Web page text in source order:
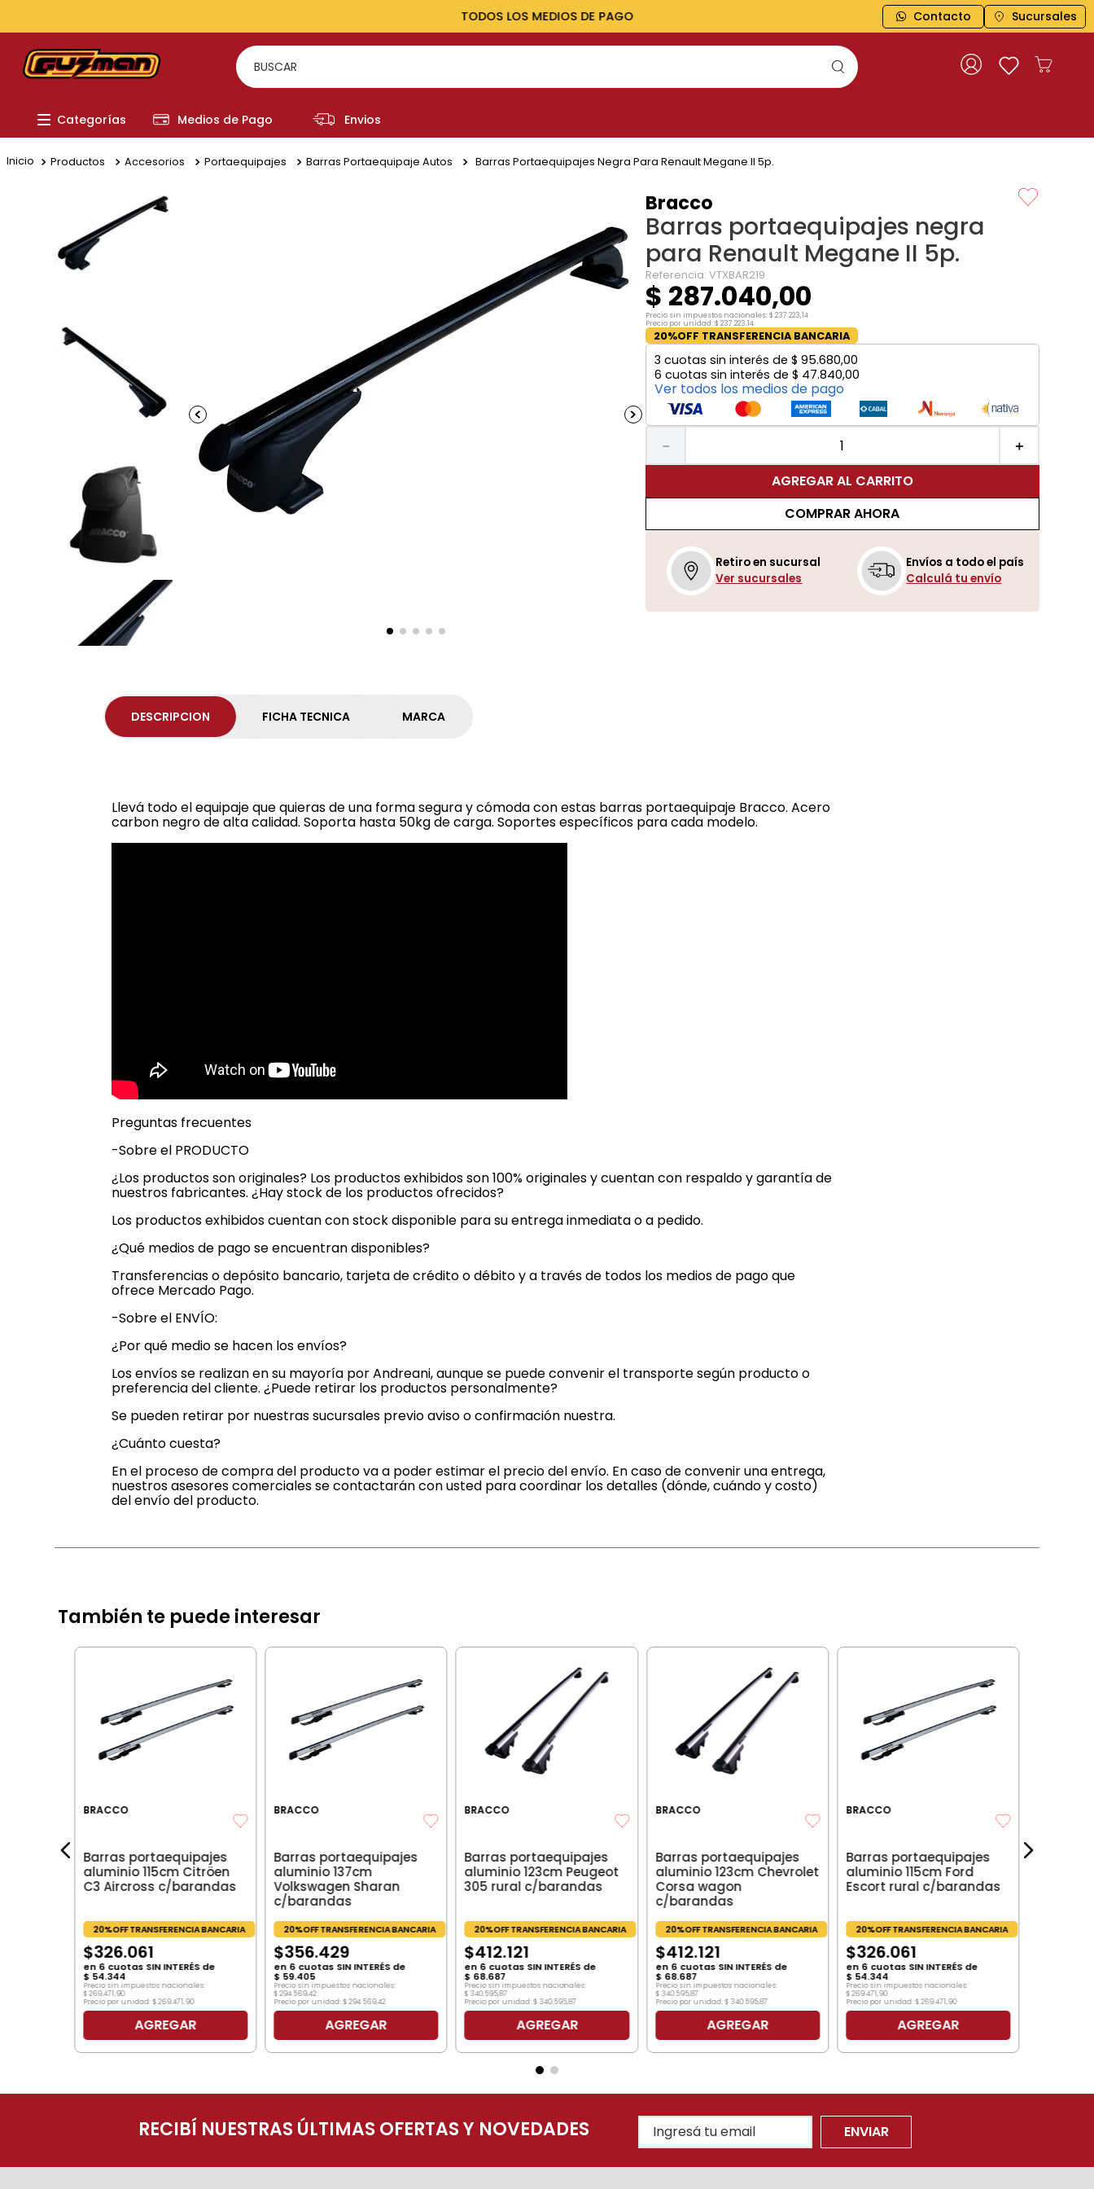
TODOS LOS MEDIOS DE PAGO ENVÍOS A TODO EL PAÍS
Contacto Sucursales
BUSCAR
Categorías Medios de Pago Envios
Productos Accesorios Portaequipajes Barras Portaequipaje Autos Barras Portaequipajes Negra Para Renault Megane II 5p.
Bracco
Barras portaequipajes negra
para Renault Megane II 5p.
Referencia: VTXBAR219
$ 287.040,00
Precio sin impuestos nacionales:$ 237.223,14
Precio por unidad:$ 237.223,14
20%OFF TRANSFERENCIA BANCARIA
3 cuotas sin interés de $ 95.680,00
6 cuotas sin interés de $ 47.840,00
Ver todos los medios de pago
＋
－
AGREGAR AL CARRITO
COMPRAR AHORA
Retiro en sucursal
Ver sucursales
Envíos a todo el país
Calculá tu envío
DESCRIPCION FICHA TECNICA MARCA
Llevá todo el equipaje que quieras de una forma segura y cómoda con estas barras portaequipaje Bracco. Acero
carbon negro de alta calidad. Soporta hasta 50kg de carga. Soportes específicos para cada modelo.
Preguntas frecuentes
-Sobre el PRODUCTO
¿Los productos son originales? Los productos exhibidos son 100% originales y cuentan con respaldo y garantía de
nuestros fabricantes. ¿Hay stock de los productos ofrecidos?
Los productos exhibidos cuentan con stock disponible para su entrega inmediata o a pedido.
¿Qué medios de pago se encuentran disponibles?
Transferencias o depósito bancario, tarjeta de crédito o débito y a través de todos los medios de pago que
ofrece Mercado Pago.
-Sobre el ENVÍO:
¿Por qué medio se hacen los envíos?
Los envíos se realizan en su mayoría por Andreani, aunque se puede convenir el transporte según producto o
preferencia del cliente. ¿Puede retirar los productos personalmente?
Se pueden retirar por nuestras sucursales previo aviso o confirmación nuestra.
¿Cuánto cuesta?
En el proceso de compra del producto va a poder estimar el precio del envío. En caso de convenir una entrega,
nuestros asesores comerciales se contactarán con usted para coordinar los detalles (dónde, cuándo y costo)
del envío del producto.
También te puede interesar
BRACCO
Barras portaequipajes
aluminio 115cm Citröen
C3 Aircross c/barandas
20%OFF TRANSFERENCIA BANCARIA
$326.061
en 6 cuotas SIN INTERÉS de
$ 54.344
Precio sin impuestos nacionales:
$269.471,90
Precio por unidad:$269.471,90
AGREGAR
BRACCO
Barras portaequipajes
aluminio 137cm
Volkswagen Sharan
c/barandas
20%OFF TRANSFERENCIA BANCARIA
$356.429
en 6 cuotas SIN INTERÉS de
$ 59.405
Precio sin impuestos nacionales:
$ 294.569,42
Precio por unidad: $ 294.569,42
AGREGAR
BRACCO
Barras portaequipajes
aluminio 123cm Peugeot
305 rural c/barandas
20%OFF TRANSFERENCIA BANCARIA
$412.121
en 6 cuotas SIN INTERÉS de
$ 68.687
Precio sin impuestos nacionales:
$ 340.595,87
Precio por unidad: $ 340.595,87
AGREGAR
BRACCO
Barras portaequipajes
aluminio 123cm Chevrolet
Corsa wagon
c/barandas
20%OFF TRANSFERENCIA BANCARIA
$412.121
en 6 cuotas SIN INTERÉS de
$ 68.687
Precio sin impuestos nacionales:
$ 340.595,87
Precio por unidad:$ 340.595,87
AGREGAR
BRACCO
Barras portaequipajes
aluminio 115cm Ford
Escort rural c/barandas
20%OFF TRANSFERENCIA BANCARIA
$326.061
en 6 cuotas SIN INTERÉS de
$ 54.344
Precio sin impuestos nacionales:
$269.471,90
Precio por unidad:$269.471,90
AGREGAR
RECIBÍ NUESTRAS ÚLTIMAS OFERTAS Y NOVEDADES ENVIAR
2.
renault